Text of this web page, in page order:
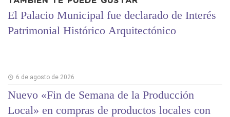
El Palacio Municipal fue declarado de Interés
Patrimonial Histórico Arquitectónico
6 de agosto de 2026
Nuevo «Fin de Semana de la Producción
Local» en compras de productos locales con